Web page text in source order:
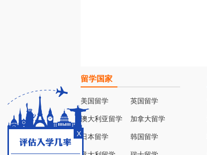
X
留学国家
美国留学 英国留学
澳大利亚留学 加拿大留学
日本留学 韩国留学